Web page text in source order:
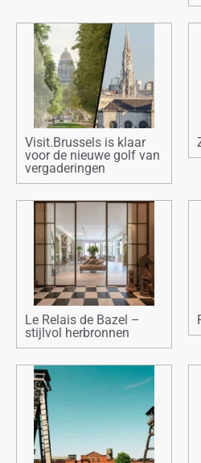
Visit.Brussels is klaar
voor de nieuwe golf van
vergaderingen
Le Relais de Bazel –
stijlvol herbronnen